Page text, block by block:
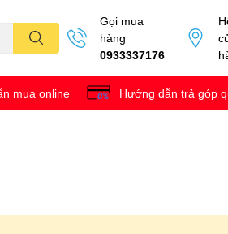
Gọi mua
hàng
0933337176
mua online Hướng dẫn trả góp